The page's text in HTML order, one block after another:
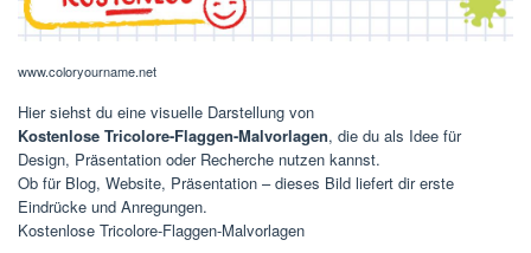
www.coloryourname.net
Hier siehst du eine visuelle Darstellung von
Kostenlose Tricolore-Flaggen-Malvorlagen, die du als Idee für
Design, Präsentation oder Recherche nutzen kannst.
Ob für Blog, Website, Präsentation – dieses Bild liefert dir erste
Eindrücke und Anregungen.
Kostenlose Tricolore-Flaggen-Malvorlagen